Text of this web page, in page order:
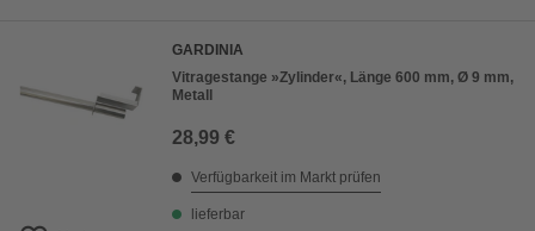
GARDINIA
Vitragestange »Zylinder«, Länge 600 mm, Ø 9 mm,
Metall
28,99 €
Verfügbarkeit im Markt prüfen
lieferbar